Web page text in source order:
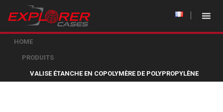
HOME
PRODUITS
VALISE ÉTANCHE EN COPOLYMÈRE DE POLYPROPYLÈNE